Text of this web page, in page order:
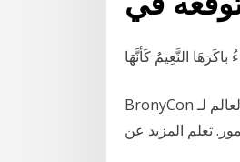
النَّعِيمُ كَأنَّهَا
BronyCon هو أول وأكبر اتفاقية في العالم لـ "My Little Pony: Friendship is Magic" في مركز مؤتمرات